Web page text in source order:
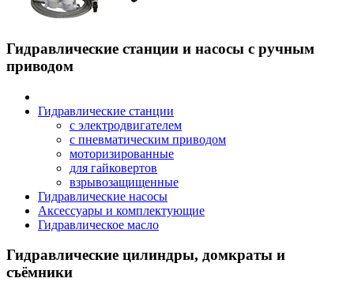
Гидравлические станции и насосы с ручным
приводом
Гидравлические станции
с электродвигателем
с пневматическим приводом
моторизированные
для гайковертов
взрывозащищенные
Гидравлические насосы
Аксессуары и комплектующие
Гидравлическое масло
Гидравлические цилиндры, домкраты и
съёмники